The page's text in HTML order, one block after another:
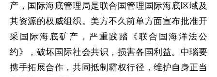
产，国际海底管理局是联合国管理国际海底区域及
其资源的权威组织。美方不久前单方面宣布批准开
采国际海底矿产，严重践踏《联合国海洋法公
约》，破坏国际社会共识，损害各国利益。中瑙要
携手拓展合作，共同抵制霸权行径，维护自身正当